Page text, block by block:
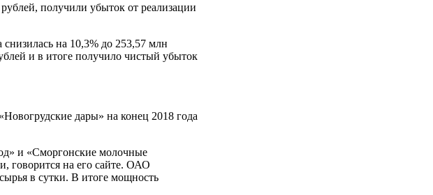
получили убыток от реализации
на 10,3% до 253,57 млн
и в итоге получило чистый убыток
дары» на конец 2018 года
и «Сморгонские молочные
говорится на его сайте. ОАО
в сутки. В итоге мощность